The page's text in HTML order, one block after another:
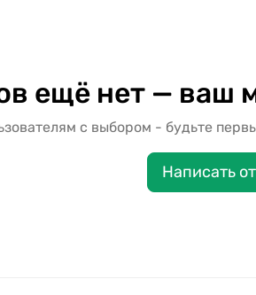
ещё нет — ваш
с выбором - будьте
Написать